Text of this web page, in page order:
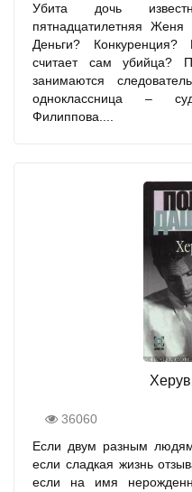
Убита дочь
пятнадцатилетняя
Деньги?
считает сам убийца?
занимаются
одноклассница –
Филиппова....
36060
Если двум разным
если сладкая жизнь
если на имя